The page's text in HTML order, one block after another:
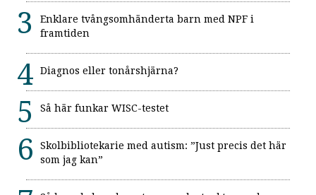
Enklare tvångsomhänderta barn med NPF i
framtiden
Diagnos eller tonårshjärna?
Så här funkar WISC-testet
Skolbibliotekarie med autism: ”Just precis det här
som jag kan”